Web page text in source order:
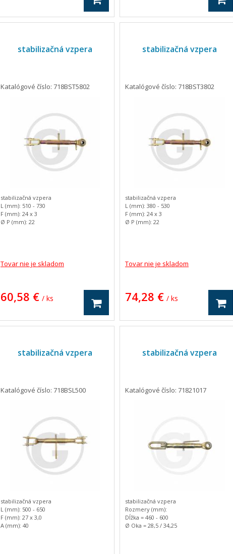
stabilizačná vzpera
Katalógové číslo: 718BST5802
Tovar nie je skladom
60,58 € / ks
stabilizačná vzpera
L (mm): 510 - 730
F (mm): 24 x 3
Ø P (mm): 22
stabilizačná vzpera
Katalógové číslo: 718BST3802
Tovar nie je skladom
74,28 € / ks
stabilizačná vzpera
L (mm): 380 - 530
F (mm): 24 x 3
Ø P (mm): 22
stabilizačná vzpera
Katalógové číslo: 718BSL500
stabilizačná vzpera
L (mm): 500 - 650
F (mm): 27 x 3,0
A (mm): 40
stabilizačná vzpera
Katalógové číslo: 71821017
stabilizačná vzpera
Rozmery (mm):
Dĺžka = 460 - 600
Ø Oka = 28,5 / 34,25